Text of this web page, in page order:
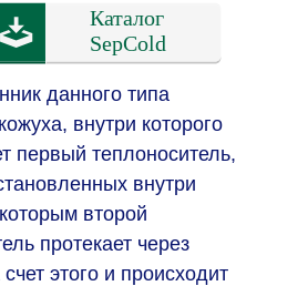
данного типа
внутри которого
первый теплоноситель,
внутри
второй
протекает через
этого и происходит